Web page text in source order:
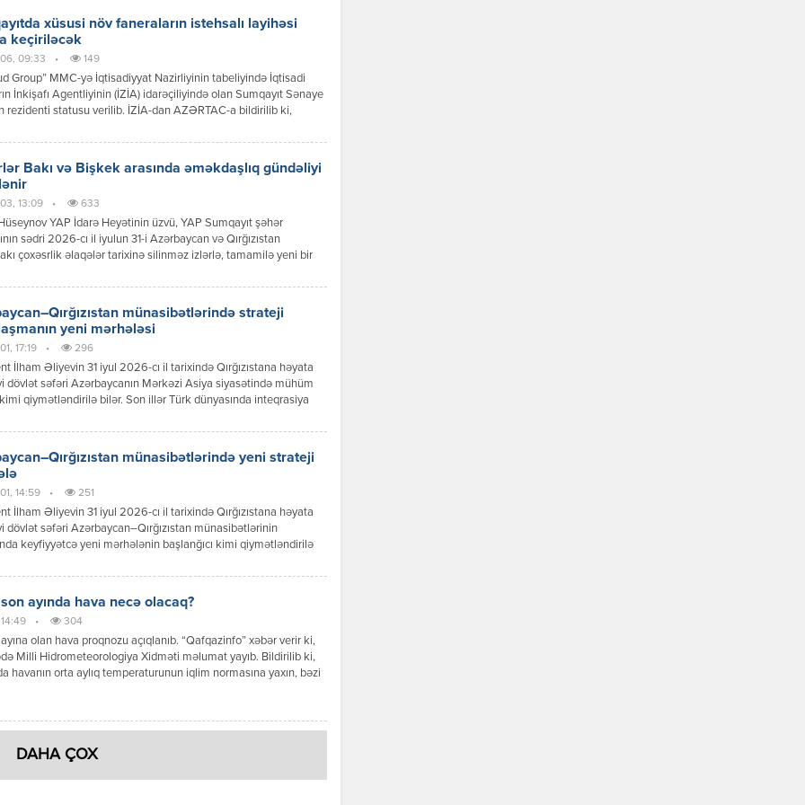
xüsusi növ faneraların istehsalı layihəsi
keçiriləcək
09:33 • 149
Group” MMC-yə İqtisadiyyat Nazirliyinin tabeliyində İqtisadi
İnkişafı Agentliyinin (İZİA) idarəçiliyində olan Sumqayıt Sənaye
rezidenti statusu verilib. İZİA-dan AZƏRTAC-a bildirilib ki,
çərçivəsində 100-dən çox iş yerinin yaradılması nəzərdə tutulur.
Bakı və Bişkek arasında əməkdaşlıq gündəliyi
13:09 • 633
YAP İdarə Heyətinin üzvü, YAP Sumqayıt şəhər
sədri 2026-cı il iyulun 31-i Azərbaycan və Qırğızıstan
çoxəsrlik əlaqələr tarixinə silinməz izlərlə, tamamilə yeni bir
Respublikasının Prezidenti İlham Əliyevin Qırğız
icrası deyildi; bu, ortaq köklərə, […]münasibətlərində strateji
yeni mərhələsi
17:19 • 296
İlham Əliyevin 31 iyul 2026-cı il tarixində Qırğızıstana həyata
dövlət səfəri Azərbaycanın Mərkəzi Asiya siyasətində mühüm
qiymətləndirilə bilər. Son illər Türk dünyasında inteqrasiya
də yeni məzmun qazanır. Dövlət başçılarının görüşü zamanı
[…]
münasibətlərində yeni strateji
14:59 • 251
İlham Əliyevin 31 iyul 2026-cı il tarixində Qırğızıstana həyata
dövlət səfəri Azərbaycan–Qırğızıstan münasibətlərinin
keyfiyyətcə yeni mərhələnin başlanğıcı kimi qiymətləndirilə
qəbul edilən qərarlar və verilən siyasi mesajlar göstərir ki,
səviyyəsinə yüksəltmək əzmindədir. Prezident İlham Əliyevin
münasibətləri […]
son ayında hava necə olacaq?
• 304
olan hava proqnozu açıqlanıb. “Qafqazinfo” xəbər verir ki,
Milli Hidrometeorologiya Xidməti məlumat yayıb. Bildirilib ki,
havanın orta aylıq temperaturunun iqlim normasına yaxın, bəzi
ölkə ərazisində əksər rayonlarda əsasən yağmursuz hava […]
DAHA ÇOX